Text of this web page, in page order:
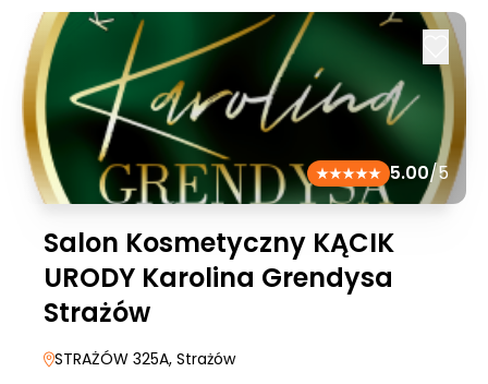
5.00/5
Salon Kosmetyczny KĄCIK
URODY Karolina Grendysa
Strażów
STRAŻÓW 325A, Strażów